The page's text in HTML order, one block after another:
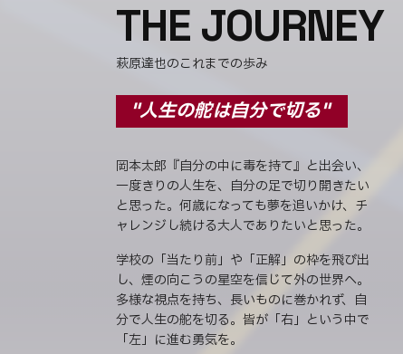
THE JOURNEY
萩原達也のこれまでの歩み
"人生の舵は自分で切る"
岡本太郎『自分の中に毒を持て』と出会い、
一度きりの人生を、自分の足で切り開きたい
と思った。何歳になっても夢を追いかけ、チ
ャレンジし続ける大人でありたいと思った。
学校の「当たり前」や「正解」の枠を飛び出
し、煙の向こうの星空を信じて外の世界へ。
多様な視点を持ち、長いものに巻かれず、自
分で人生の舵を切る。皆が「右」という中で
「左」に進む勇気を。